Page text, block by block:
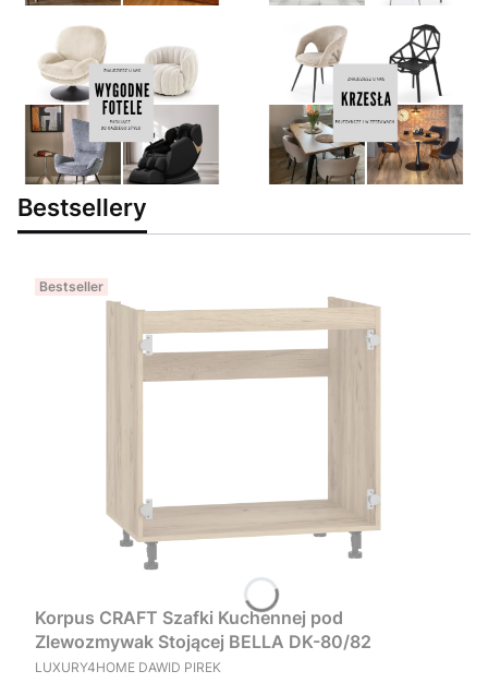
Bestsellery
Bestseller
Korpus CRAFT Szafki Kuchennej pod
Zlewozmywak Stojącej BELLA DK-80/82
PRODUCENT
LUXURY4HOME DAWID PIREK